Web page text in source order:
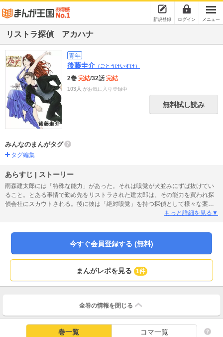
新規登録 ログイン メニュー
リストラ探偵 アカハナ
青年
後藤圭介 （ごとうけいすけ）
2巻 完結/32話完結
103人 がお気に入り登録中
無料試し読み
みんなのまんがタグ
タグ編集
あらすじ | ストーリー
雨森建太郎には「特殊な能力」があった。それは嗅覚が犬並みにずば抜けてい
ること。とある事情で勤め先をリストラされた建太郎は、その能力を買われ探
偵会社にスカウトされる。後に彼は「絶対嗅覚」を持つ探偵として様々な案件
を解決していくことから、通称「アカハナ」と呼ばれるようになる。もっと詳細を見る▼
今すぐ会員登録する (無料)
まんがレポを見る 1件
全巻の情報を 閉じる
巻一覧 コマ一覧